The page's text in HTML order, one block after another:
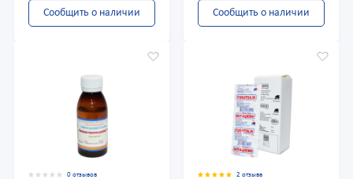
Сообщить о наличии Сообщить о наличии
0 отзывов 2 отзыва